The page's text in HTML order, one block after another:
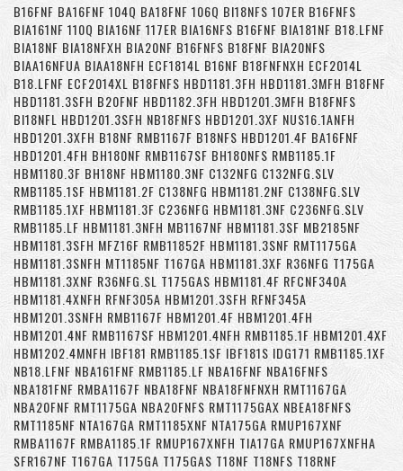
B16FNF BA16FNF 104Q BA18FNF 106Q BI18NFS 107ER B16FNFS
BIA161NF 110Q BIA16NF 117ER BIA16NFS B16FNF BIA181NF B18.LFNF
BIA18NF BIA18NFXH BIA20NF B16FNFS B18FNF BIA20NFS
BIAA16NFUA BIAA18NFH ECF1814L B16NF B18FNFNXH ECF2014L
B18.LFNF ECF2014XL B18FNFS HBD1181.3FH HBD1181.3MFH B18FNF
HBD1181.3SFH B20FNF HBD1182.3FH HBD1201.3MFH B18FNFS
BI18NFL HBD1201.3SFH NB18FNFS HBD1201.3XF NUS16.1ANFH
HBD1201.3XFH B18NF RMB1167F B18NFS HBD1201.4F BA16FNF
HBD1201.4FH BH180NF RMB1167SF BH180NFS RMB1185.1F
HBM1180.3F BH18NF HBM1180.3NF C132NFG C132NFG.SLV
RMB1185.1SF HBM1181.2F C138NFG HBM1181.2NF C138NFG.SLV
RMB1185.1XF HBM1181.3F C236NFG HBM1181.3NF C236NFG.SLV
RMB1185.LF HBM1181.3NFH MB1167NF HBM1181.3SF MB2185NF
HBM1181.3SFH MFZ16F RMB11852F HBM1181.3SNF RMT1175GA
HBM1181.3SNFH MT1185NF T167GA HBM1181.3XF R36NFG T175GA
HBM1181.3XNF R36NFG.SL T175GAS HBM1181.4F RFCNF340A
HBM1181.4XNFH RFNF305A HBM1201.3SFH RFNF345A
HBM1201.3SNFH RMB1167F HBM1201.4F HBM1201.4FH
HBM1201.4NF RMB1167SF HBM1201.4NFH RMB1185.1F HBM1201.4XF
HBM1202.4MNFH IBF181 RMB1185.1SF IBF181S IDG171 RMB1185.1XF
NB18.LFNF NBA161FNF RMB1185.LF NBA16FNF NBA16FNFS
NBA181FNF RMBA1167F NBA18FNF NBA18FNFNXH RMT1167GA
NBA20FNF RMT1175GA NBA20FNFS RMT1175GAX NBEA18FNFS
RMT1185NF NTA167GA RMT1185XNF NTA175GA RMUP167XNF
RMBA1167F RMBA1185.1F RMUP167XNFH TIA17GA RMUP167XNFHA
SFR167NF T167GA T175GA T175GAS T18NF T18NFS T18RNF